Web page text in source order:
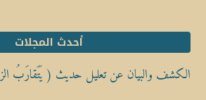
أحدث المجلات
الكشف والبيان عن تعليل حديث ( يَتَقارَبُ